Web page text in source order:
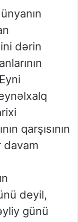
dərin
qarşısının
davam
deyil,
günü